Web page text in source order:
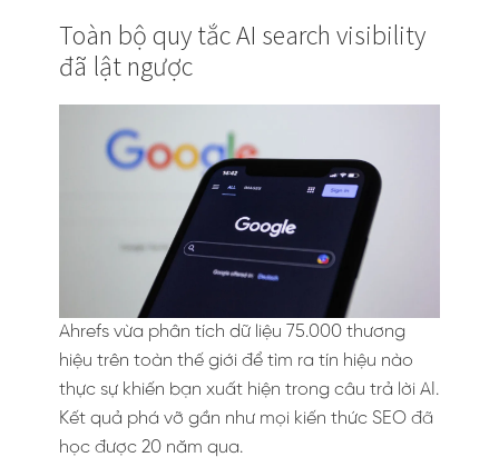
Toàn bộ quy tắc AI search visibility
đã lật ngược
Ahrefs vừa phân tích dữ liệu 75.000 thương
hiệu trên toàn thế giới để tìm ra tín hiệu nào
thực sự khiến bạn xuất hiện trong câu trả lời AI.
Kết quả phá vỡ gần như mọi kiến thức SEO đã
học được 20 năm qua.